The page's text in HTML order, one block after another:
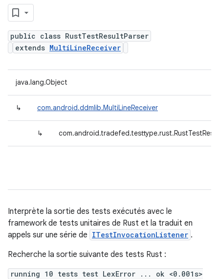
public class RustTestResultParser
extends MultiLineReceiver
java.lang.Object
↳ com.android.ddmlib.MultiLineReceiver
↳
Interprète la sortie des tests exécutés avec le
framework de tests unitaires de Rust et la traduit en
appels sur une série de ITestInvocationListener .
Recherche la sortie suivante des tests Rust :
running 10 tests test LexError ... ok <0.001s>